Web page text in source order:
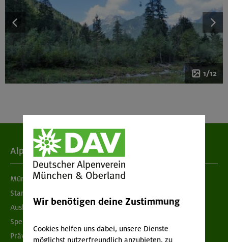
1/12
Alpenverein
München & Oberland
Standorte
Ausbildung & Jobs
Spenden
Prävention sexualisierter Gewalt
Wir benötigen deine Zustimmung
Cookies helfen uns dabei, unsere Dienste
möglichst nutzerfreundlich anzubieten, zu